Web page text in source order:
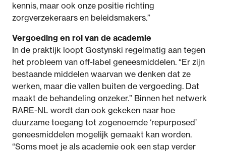
kennis, maar ook onze positie richting
zorgverzekeraars en beleidsmakers.”
Vergoeding en rol van de academie
In de praktijk loopt Gostynski regelmatig aan tegen
het probleem van off-label geneesmiddelen. “Er zijn
bestaande middelen waarvan we denken dat ze
werken, maar die vallen buiten de vergoeding. Dat
maakt de behandeling onzeker.” Binnen het netwerk
RARE-NL wordt dan ook gekeken naar hoe
duurzame toegang tot zogenoemde ‘repurposed’
geneesmiddelen mogelijk gemaakt kan worden.
“Soms moet je als academie ook een stap verder